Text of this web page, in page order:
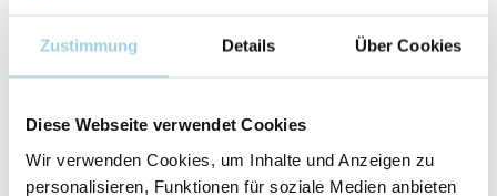
Zustimmung Details Über Cookies
Diese Webseite verwendet Cookies
Wir verwenden Cookies, um Inhalte und Anzeigen zu
personalisieren, Funktionen für soziale Medien anbieten